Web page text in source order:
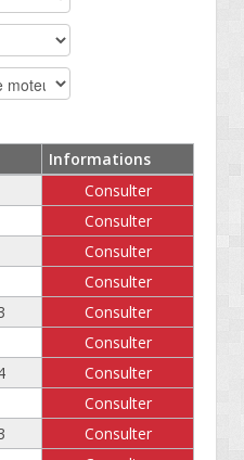
Informations
Consulter
Consulter
Consulter
Consulter
Consulter
Consulter
Consulter
Consulter
Consulter